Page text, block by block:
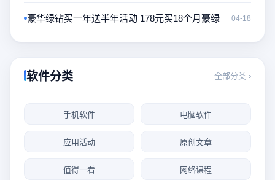
豪华绿钻买一年送半年活动 178元买18个月豪绿 04-18
软件分类 全部分类 ›
手机软件 电脑软件
应用活动 原创文章
值得一看 网络课程